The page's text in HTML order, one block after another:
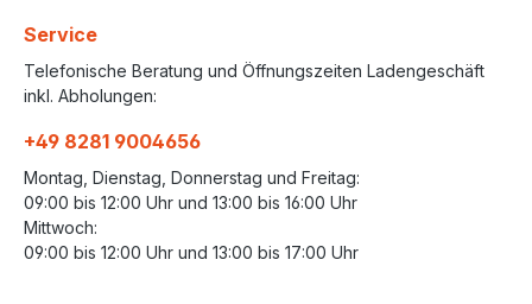
Service
Telefonische Beratung und Öffnungszeiten Ladengeschäft
inkl. Abholungen:
+49 8281 9004656
Montag, Dienstag, Donnerstag und Freitag:
09:00 bis 12:00 Uhr und 13:00 bis 16:00 Uhr
Mittwoch:
09:00 bis 12:00 Uhr und 13:00 bis 17:00 Uhr